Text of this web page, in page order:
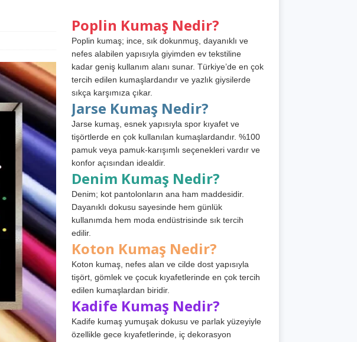
Poplin Kumaş Nedir?
Poplin kumaş; ince, sık dokunmuş, dayanıklı ve
nefes alabilen yapısıyla giyimden ev tekstiline
kadar geniş kullanım alanı sunar. Türkiye’de en çok
tercih edilen kumaşlardandır ve yazlık giysilerde
sıkça karşımıza çıkar.
Jarse Kumaş Nedir?
Jarse kumaş, esnek yapısıyla spor kıyafet ve
tişörtlerde en çok kullanılan kumaşlardandır. %100
pamuk veya pamuk-karışımlı seçenekleri vardır ve
konfor açısından idealdir.
Denim Kumaş Nedir?
Denim; kot pantolonların ana ham maddesidir.
Dayanıklı dokusu sayesinde hem günlük
kullanımda hem moda endüstrisinde sık tercih
edilir.
Koton Kumaş Nedir?
Koton kumaş, nefes alan ve cilde dost yapısıyla
tişört, gömlek ve çocuk kıyafetlerinde en çok tercih
edilen kumaşlardan biridir.
Kadife Kumaş Nedir?
Kadife kumaş yumuşak dokusu ve parlak yüzeyiyle
özellikle gece kıyafetlerinde, iç dekorasyon